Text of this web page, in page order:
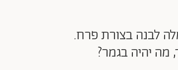
לבנה בצורת פרח.
מה יהיה בגמר?